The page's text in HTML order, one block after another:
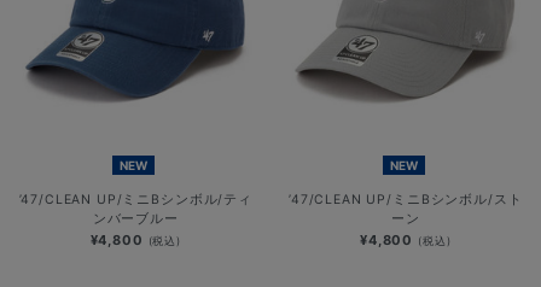
NEW
’47/CLEAN UP/ミニBシンボル/ティ
ンバーブルー
¥4,800 (税込)
NEW
’47/CLEAN UP/ミニBシンボル/スト
ーン
¥4,800 (税込)